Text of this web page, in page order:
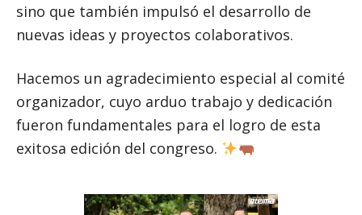
sino que también impulsó el desarrollo de
nuevas ideas y proyectos colaborativos.
Hacemos un agradecimiento especial al comité
organizador, cuyo arduo trabajo y dedicación
fueron fundamentales para el logro de esta
exitosa edición del congreso.